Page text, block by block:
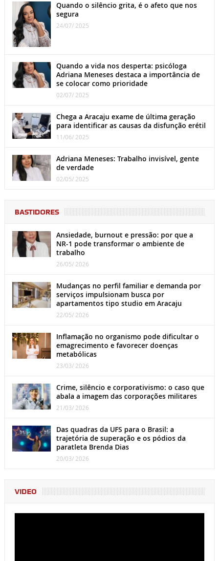
Quando o silêncio grita, é o afeto que nos
segura
24/07/ 2025
Quando a vida nos desperta: psicóloga
Adriana Meneses destaca a importância de
se colocar como prioridade
02/07/ 2025
Chega a Aracaju exame de última geração
para identificar as causas da disfunção erétil
11/06/ 2025
Adriana Meneses: Trabalho invisível, gente
de verdade
02/05/ 2025
BASTIDORES
Ansiedade, burnout e pressão: por que a
NR-1 pode transformar o ambiente de
trabalho
26/05/ 2026
Mudanças no perfil familiar e demanda por
serviços impulsionam busca por
apartamentos tipo studio em Aracaju
22/05/ 2026
Inflamação no organismo pode dificultar o
emagrecimento e favorecer doenças
metabólicas
23/03/ 2026
Crime, silêncio e corporativismo: o caso que
abala a imagem das corporações militares
21/03/ 2026
Das quadras da UFS para o Brasil: a
trajetória de superação e os pódios da
paratleta Brenda Dias
20/03/ 2026
VIDEO